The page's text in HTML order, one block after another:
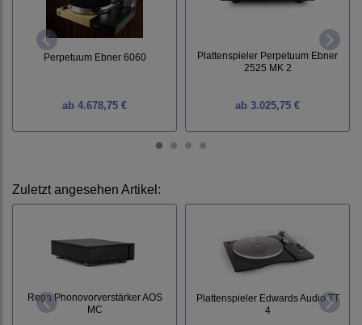
Perpetuum Ebner 6060
ab 4.678,75 €
Plattenspieler Perpetuum Ebner
2525 MK 2
ab 3.025,75 €
Zuletzt angesehen Artikel:
Rega Phonovorverstärker AOS
MC
Plattenspieler Edwards Audio TT
4